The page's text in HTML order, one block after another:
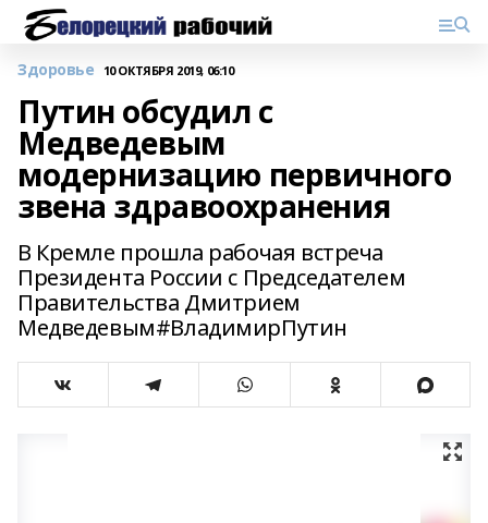
Здоровье 10 ОКТЯБРЯ 2019, 06:10
Путин обсудил с
Медведевым
модернизацию первичного
звена здравоохранения
В Кремле прошла рабочая встреча
Президента России с Председателем
Правительства Дмитрием
Медведевым#ВладимирПутин